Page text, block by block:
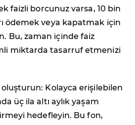
faizli borcunuz varsa, 10 bin
ödemek veya kapatmak için
Bu, zaman içinde faiz
miktarda tasarruf etmenizi
Kolayca erişilebilen
üç ila altı aylık yaşam
hedefleyin. Bu fon,